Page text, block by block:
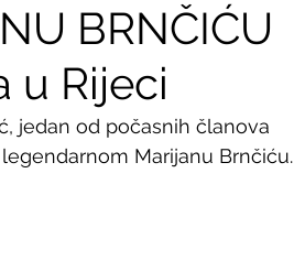
BRNČIĆU
u Rijeci
jedan od počasnih članova
legendarnom Marijanu Brnčiću.